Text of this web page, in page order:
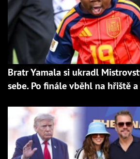
Bratr Yamala si ukradl
sebe. Po finále vběhl na hřiště